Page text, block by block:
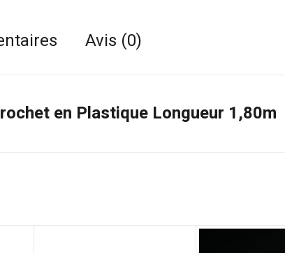
Avis (0)
en Plastique Longueur 1,80m